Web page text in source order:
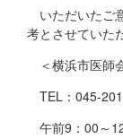
いただいたご
考とさせていた
＜横浜市医師
TEL：045-
午前9：00～